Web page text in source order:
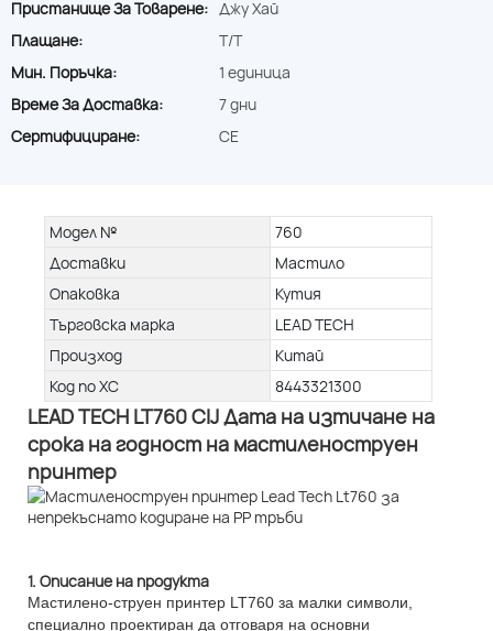
Пристанище За Товарене: Джу Хай
Плащане:
T/T
Мин. Поръчка:
1 единица
Време За Доставка:
7 дни
Сертифициране:
CE
Модел №
760
Доставки
Мастило
Опаковка
Кутия
Търговска марка
LEAD TECH
Произход
Китай
Код по ХС
8443321300
LEAD TECH LT760 CIJ Дата на изтичане на
срока на годност на мастиленоструен
принтер
1. Описание на продукта
Мастилено-струен принтер LT760 за малки символи,
специално проектиран да отговаря на основни